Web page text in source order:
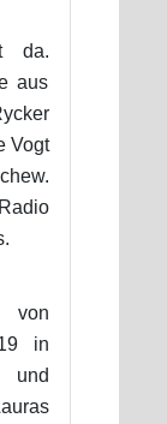
da.
aus
Vogt
von
in